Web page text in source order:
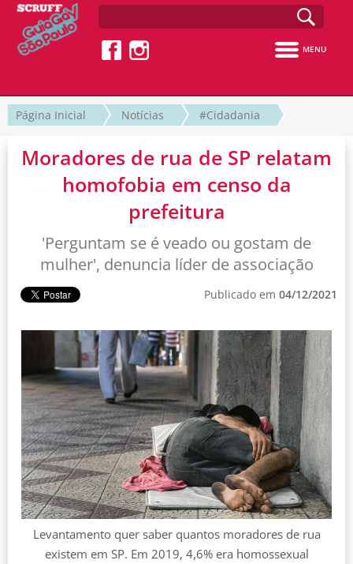
MENU
Página Inicial Notícias #Cidadania
Moradores de rua de SP relatam
homofobia em censo da
prefeitura
'Perguntam se é veado ou gostam de
mulher', denuncia líder de associação
Publicado em 04/12/2021
Levantamento quer saber quantos moradores de rua
existem em SP. Em 2019, 4,6% era homossexual